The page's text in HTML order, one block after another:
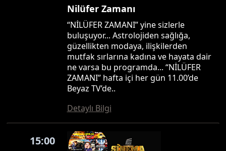
Nilüfer Zamanı
“NİLÜFER ZAMANI” yine sizlerle
buluşuyor... Astrolojiden sağlığa,
güzellikten modaya, ilişkilerden
mutfak sırlarına kadına ve hayata dair
ne varsa bu programda... “NİLÜFER
ZAMANI” hafta içi her gün 11.00’de
Beyaz TV’de..
Detaylı Bilgi
15:00